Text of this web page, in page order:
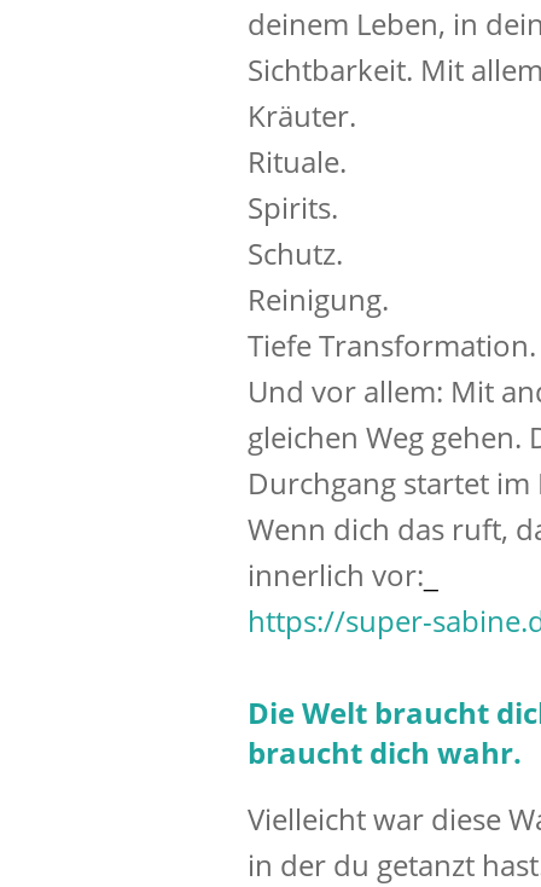
deinem Leben, in
Sichtbarkeit. Mit
Kräuter.
Rituale.
Spirits.
Schutz.
Reinigung.
Tiefe Transformation.
Und vor allem: Mit
gleichen Weg gehen.
Durchgang startet im
Wenn dich das ruft,
innerlich vor:
https://super-
Die Welt braucht
braucht dich wahr.
Vielleicht war diese
in der du getanzt